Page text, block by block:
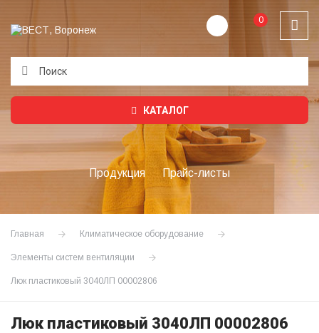
0
КАТАЛОГ
Продукция Прайс-листы
Главная Климатическое оборудование
Элементы систем вентиляции
Люк пластиковый 3040ЛП 00002806
Люк пластиковый 3040ЛП 00002806